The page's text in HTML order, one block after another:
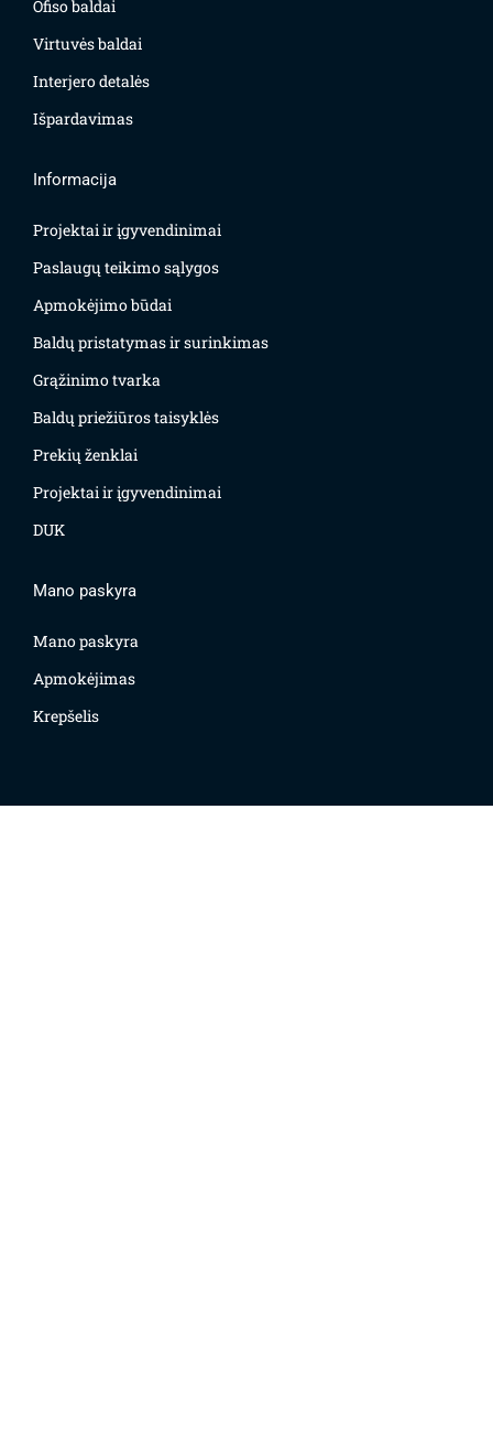
Ofiso baldai
Virtuvės baldai
Interjero detalės
Išpardavimas
Informacija
Projektai ir įgyvendinimai
Paslaugų teikimo sąlygos
Apmokėjimo būdai
Baldų pristatymas ir surinkimas
Grąžinimo tvarka
Baldų priežiūros taisyklės
Prekių ženklai
Projektai ir įgyvendinimai
DUK
Mano paskyra
Mano paskyra
Apmokėjimas
Krepšelis